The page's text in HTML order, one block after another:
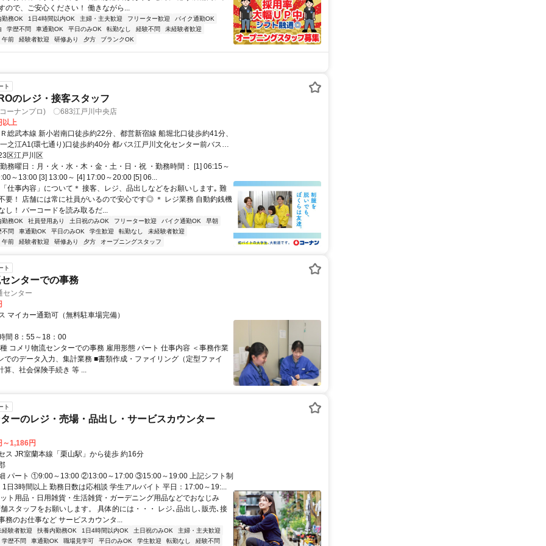
ので、ご安心ください！ 働きながら...
勤務OK 1日4時間以内OK 主婦・主夫歓迎 フリーター歓迎
バイク通勤OK
学歴不問 車通勤OK 平日のみOK 転勤なし 経験不問
未経験者歓迎
午前
経験者歓迎 研修あり 夕方 ブランクOK
ト
のレジ・接客スタッフ
ーナンプロ) 〇683江戸川中央店
以上
総武本線 新小岩南口徒歩約22分、都営新宿線 船堀北口徒歩約41分、
之江A1(環七通り)口徒歩約40分 都バス江戸川文化センター前バス停
分(約500m)、JR東日本 総武線 新小岩駅より 徒歩約25分(約1.8km)、
より約6分(1.4km)
区江戸川区
務曜日：月・火・水・木・金・土・日・祝 ・勤務時間： [1] 06:15～
～13:00 [3] 13:00～ [4] 17:00～20:00 [5] 06...
仕事内容」について＊ 接客、レジ、品出しなどをお願いします｡ 難
要！ 店舗には常に社員がいるので安心です◎ ＊ レジ業務 自動釣銭機
し！ バーコードを読み取るだ...
勤務OK 社員登用あり 土日祝のみOK フリーター歓迎 バイク通勤OK
早朝
不問
車通勤OK 平日のみOK 学生歓迎 転勤なし
未経験者歓迎
午前
経験者歓迎 研修あり 夕方 オープニングスタッフ
ト
ンターでの事務
センター
マイカー通勤可（無料駐車場完備）
間 8：55～18：00
コメリ物流センターでの事務 雇用形態 パート 仕事内容 ＜事務作業
でのデータ入力、集計業務 ■書類作成・ファイリング（定型ファイ
算、社会保険手続き 等 ...
ト
ーのレジ・売場・品出し・サービスカウンター
1,186円
ス JR室蘭本線「栗山駅」から徒歩 約16分
パート ①9:00～13:00 ②13:00～17:00 ③15:00～19:00 上記シフト制
1日3時間以上 勤務日数は応相談 学生アルバイト 平日：17:00～19:...
ト用品・日用雑貨・生活雑貨・ガーデニング用品などでおなじみ
スタッフをお願いします。 具体的には・・・ レジ､品出し､販売､接
務のお仕事など サービスカウンタ...
経験者歓迎 扶養内勤務OK 1日4時間以内OK 土日祝のみOK
主婦・主夫歓迎
学歴不問
車通勤OK 職場見学可 平日のみOK 学生歓迎 転勤なし 経験不問